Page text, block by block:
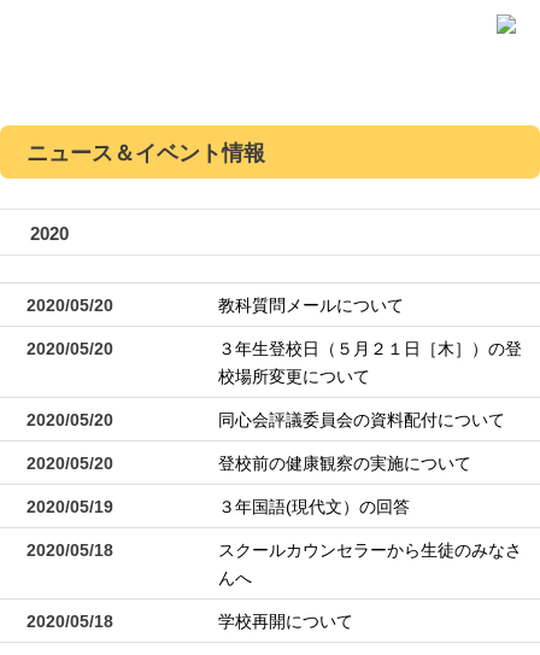
ニュース＆イベント情報
2020
2020/05/20 教科質問メールについて
2020/05/20
３年生登校日（５月２１日［木］）の登
校場所変更について
2020/05/20 同心会評議委員会の資料配付について
2020/05/20 登校前の健康観察の実施について
2020/05/19 ３年国語(現代文）の回答
2020/05/18
スクールカウンセラーから生徒のみなさ
んへ
2020/05/18 学校再開について